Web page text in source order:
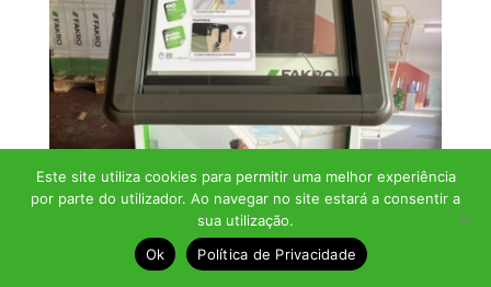
Este site utiliza cookies para permitir uma melhor experiência
por parte do utilizador. Ao navegar no site estará a consentir a
sua utilização.
Ok
Política de Privacidade